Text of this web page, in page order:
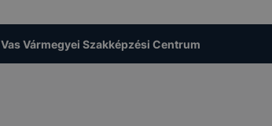
Vas Vármegyei Szakképzési Centrum